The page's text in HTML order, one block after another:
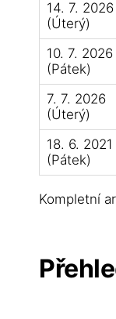
14. 7. 2026
(Úterý)
10. 7. 2026
(Pátek)
7. 7. 2026
(Úterý)
18. 6. 2021
(Pátek)
Kompletní